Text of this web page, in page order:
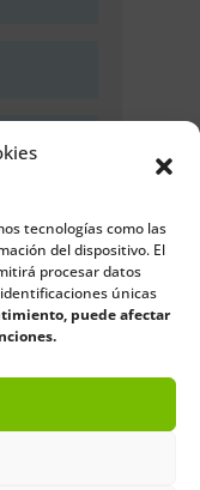
tecnologías como las
del dispositivo. El
procesar datos
únicas
puede afectar